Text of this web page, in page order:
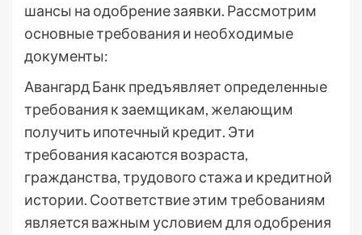
шансы на одобрение заявки. Рассмотрим
основные требования и необходимые
документы:
Авангард Банк предъявляет определенные
требования к заемщикам, желающим
получить ипотечный кредит. Эти
требования касаются возраста,
гражданства, трудового стажа и кредитной
истории. Соответствие этим требованиям
является важным условием для одобрения